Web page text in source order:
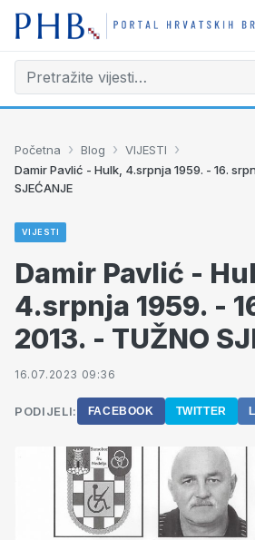
Početna › Blog › VIJESTI ›
Damir Pavlić - Hulk, 4.srpnja 1959. - 16.
SJEĆANJE
VIJESTI
Damir Pavlić -
4.srpnja 1959. -
2013. - TUŽNO
16.07.2023 09:36
PODIJELI: FACEBOOK TWITTER